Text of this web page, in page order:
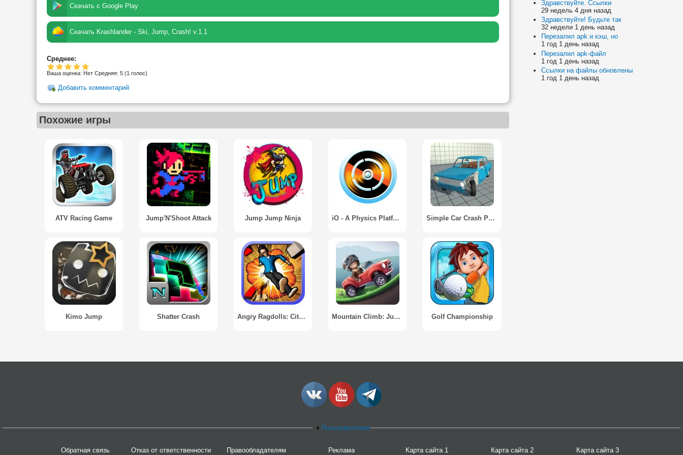
Скачать с Google Play
Скачать Krashlander - Ski, Jump, Crash! v.1.1
Среднее:
Ваша оценка: Нет Средняя: 5 (1 голос)
Добавить комментарий
Похожие игры
ATV Racing Game Jump'N'Shoot Attack Jump Jump Ninja iO - A Physics Platformer Simple Car Crash Physics Simulator Demo
Kimo Jump Shatter Crash Angry Ragdolls: City Bullseye Mountain Climb: Jump Golf Championship
Здравствуйте. Ссылки
29 недель 4 дня назад
Здравствуйте! Будьте так
32 недели 1 день назад
Перезалил apk и кэш, но
1 год 1 день назад
Перезалил apk-файл
1 год 1 день назад
Ссылки на файлы обновлены
1 год 1 день назад
Пользователям
Обратная связь Отказ от ответственности Правообладателям Реклама Карта сайта 1 Карта сайта 2 Карта сайта 3